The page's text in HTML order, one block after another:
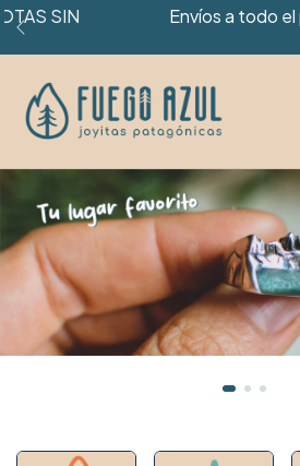
Envíos a todo el país. GRATIS a